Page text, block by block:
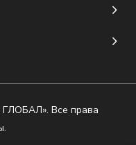
Все права